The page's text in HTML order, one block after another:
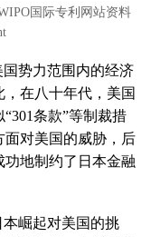
国际专利网站资料
势力范围内的经济
在八十年代，美国
条款”等制裁措
面对美国的威胁，后
功地制约了日本金融
崛起对美国的挑